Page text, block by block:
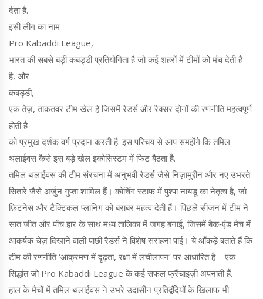
देता है.
इसी लीग का नाम
Pro Kabaddi League,
भारत की सबसे बड़ी कबड्डी प्रतियोगिता है जो कई शहरों में टीमों को मंच देती है
है, और
कबड्डी,
एक तेज़, ताकतवर टीम खेल है जिसमें रैडर्स और रैक्सर दोनों की रणनीति महत्वपूर्ण
होती है
को प्रमुख दर्शक वर्ग प्रदान करती है. इस परिचय से आप समझेंगे कि तमिल
थलाईवस कैसे इस बड़े खेल इकोसिस्टम में फिट बैठता है.
तमिल थलाईवस की टीम संरचना में अनुभवी रैडर्स जैसे निज़ामुद्दीन और नए उभरते
सितारे जैसे अर्जुन गुप्ता शामिल हैं। कोचिंग स्टाफ में पुश्पा नायडू का नेतृत्व है, जो
फ़िटनेस और टैक्टिकल प्लानिंग को बराबर महत्व देती हैं। पिछले सीजन में टीम ने
सात जीत और पाँच हार के साथ मध्य तालिका में जगह बनाई, जिसमें बैक‑एंड मैच में
आकर्षक चेज़ दिखाने वाली पाछी रैडर्स ने विशेष सराहना पाई। ये आँकड़े बताते हैं कि
टीम की रणनीति ‘आक्रमण में दृढ़ता, रक्षा में लचीलापन’ पर आधारित है—एक
सिद्धांत जो Pro Kabaddi League के कई सफल फ्रैंचाइज़ी अपनाती हैं.
हाल के मैचों में तमिल थलाईवस ने उभरे उदासीन प्रतिद्वंदियों के खिलाफ भी